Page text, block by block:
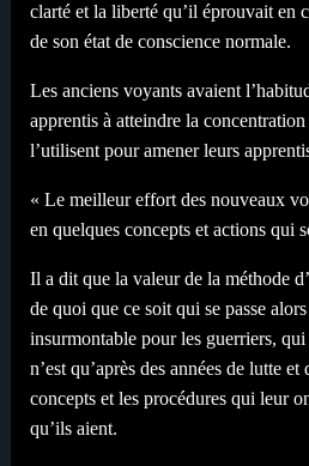
clarté et la liberté qu’il éprouvait en
de son état de conscience normale.
Les anciens voyants avaient
apprentis à atteindre la
l’utilisent pour amener leurs
« Le meilleur effort des nouveaux
en quelques concepts et actions qui
Il a dit que la valeur de la méthode
de quoi que ce soit qui se passe
insurmontable pour les guerriers,
n’est qu’après des années de lutte
concepts et les procédures qui leur
qu’ils aient.